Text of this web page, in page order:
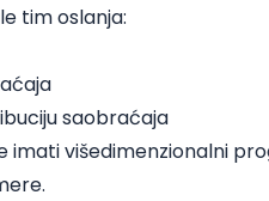
tim oslanja:
saobraćaja
višedimenzionalni